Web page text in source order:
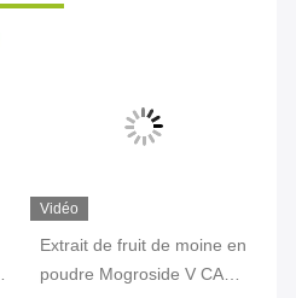
Vidéo
Extrait de fruit de moine en
poudre Mogroside V CAS